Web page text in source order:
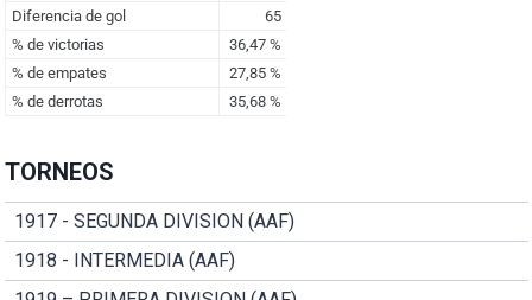
TORNEOS
1917 - SEGUNDA DIVISION (AAF)
1918 - INTERMEDIA (AAF)